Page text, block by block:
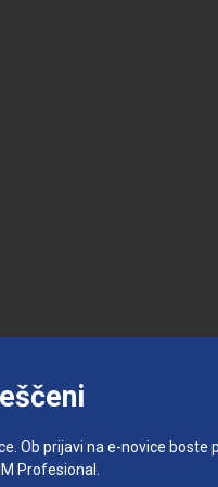
Ob prijavi na e-novice
Profesional.